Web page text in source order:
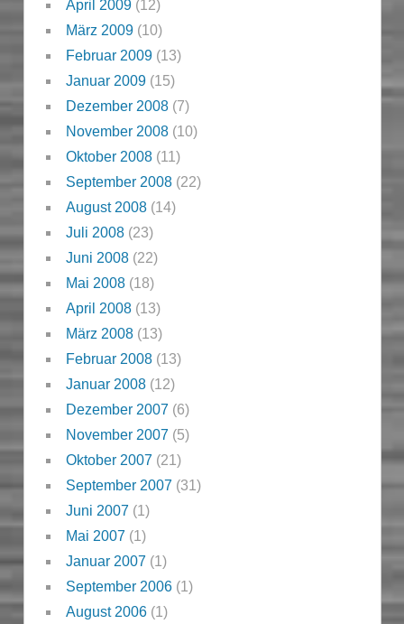
April 2009(12)
März 2009(10)
Februar 2009(13)
Januar 2009(15)
Dezember 2008(7)
November 2008(10)
Oktober 2008(11)
September 2008(22)
August 2008(14)
Juli 2008(23)
Juni 2008(22)
Mai 2008(18)
April 2008(13)
März 2008(13)
Februar 2008(13)
Januar 2008(12)
Dezember 2007 (6)
November 2007 (5)
Oktober 2007 (21)
September 2007 (31)
Juni 2007 (1)
Mai 2007 (1)
Januar 2007 (1)
September 2006(1)
August 2006(1)